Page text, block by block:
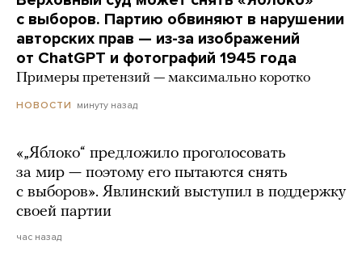
с выборов. Партию обвиняют в нарушении
авторских прав — из-за изображений
от ChatGPT и фотографий 1945 года
Примеры претензий — максимально коротко
НОВОСТИ минуту назад
«„Яблоко“ предложило проголосовать
за мир — поэтому его пытаются снять
с выборов». Явлинский выступил в поддержку
своей партии
час назад